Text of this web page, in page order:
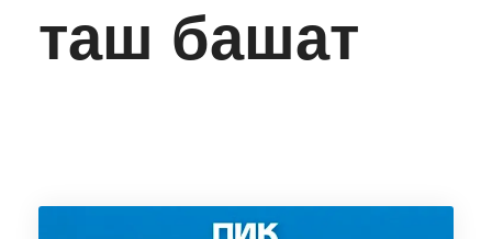
таш башат